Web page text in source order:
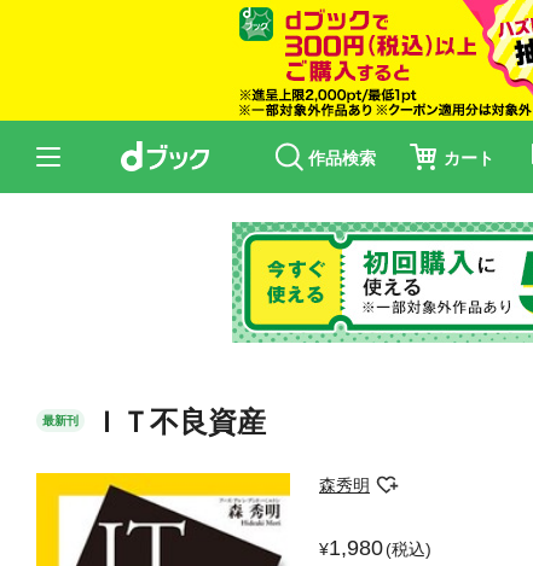
作品検索 カート
最新刊 ＩＴ不良資産
森秀明
1,980(税込)